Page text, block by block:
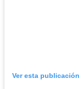
Ver esta